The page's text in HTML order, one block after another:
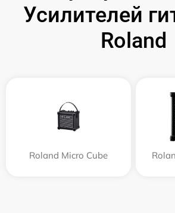
Усилителей
Roland
Roland Micro Cube